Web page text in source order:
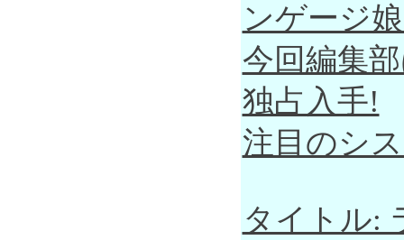
ンゲージ
今回編集
独占入手!
注目のシ
タイトル: